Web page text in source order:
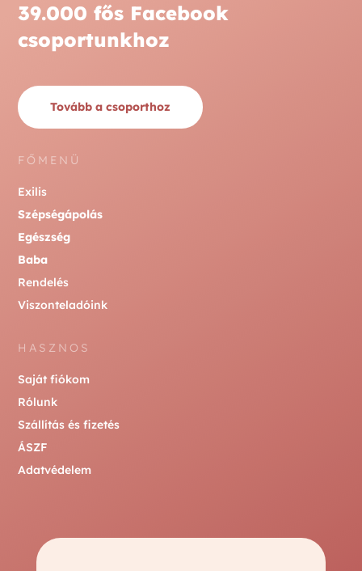
39.000 fős Facebook
csoportunkhoz
Tovább a csoporthoz
FŐMENÜ
Exilis
Szépségápolás
Egészség
Baba
Rendelés
Viszonteladóink
HASZNOS
Saját fiókom
Rólunk
Szállítás és fizetés
ÁSZF
Adatvédelem